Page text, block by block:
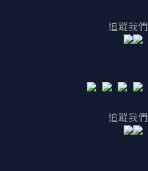
追蹤我們
追蹤我們